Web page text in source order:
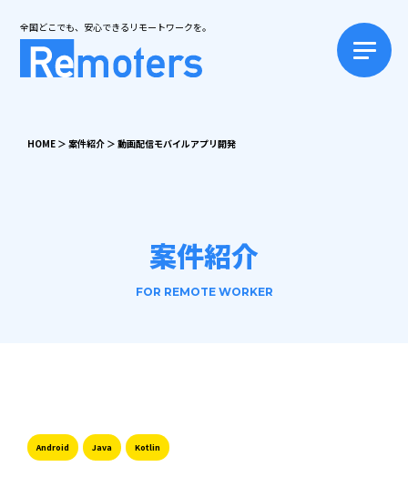
全国どこでも、安心できるリモートワークを。
HOME ＞ 案件紹介 ＞ 動画配信モバイルアプリ開発
案件紹介
FOR REMOTE WORKER
Android Java Kotlin